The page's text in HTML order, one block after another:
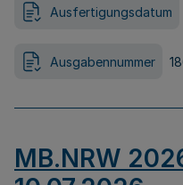
Ausfertigungsdatum
Ausgabennummer
MB.NRW